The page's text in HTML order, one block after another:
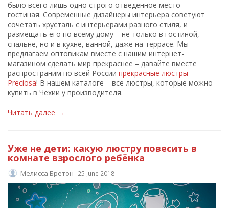
было всего лишь одно строго отведённое место –
гостиная. Современные дизайнеры интерьера советуют
сочетать хрусталь с интерьерами разного стиля, и
размещать его по всему дому – не только в гостиной,
спальне, но и в кухне, ванной, даже на террасе. Мы
предлагаем оптовикам вместе с нашим интернет-
магазином сделать мир прекраснее – давайте вместе
распространим по всей России прекрасные люстры
Preciosa! В нашем каталоге – все люстры, которые можно
купить в Чехии у производителя.
Читать далее →
Уже не дети: какую люстру повесить в
комнате взрослого ребёнка
Мелисса Бретон 25 june 2018